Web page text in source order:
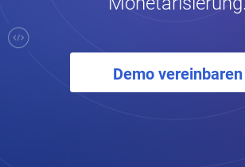
Demo vereinbaren